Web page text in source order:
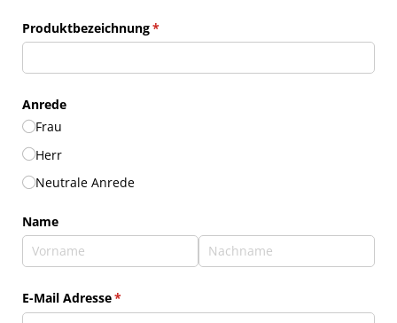
Produktbezeichnung*
(erforderlich)
Anrede
Frau
Herr
Neutrale Anrede
Name
E-Mail Adresse*
(erforderlich)